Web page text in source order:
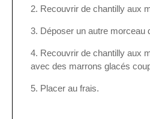
Recouvrir de chantilly aux
Déposer un autre morceau
Recouvrir de chantilly aux
avec des marrons glacés
Placer au frais.